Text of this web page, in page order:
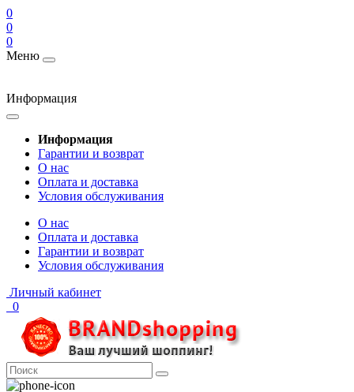
0
0
0
Меню
Информация
Информация
Гарантии и возврат
О нас
Оплата и доставка
Условия обслуживания
О нас
Оплата и доставка
Гарантии и возврат
Условия обслуживания
Личный кабинет
0